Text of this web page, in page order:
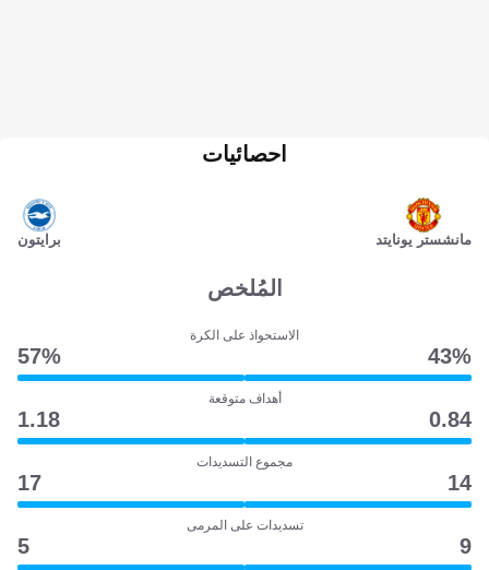
مانشستر يونايتد
احصائيات
برايتون
المُلخص
الاستحواذ على الكرة
43‎%‎
57‎%‎
أهداف متوقعة
0.84
1.18
مجموع التسديدات
14
17
تسديدات على المرمى
9
5